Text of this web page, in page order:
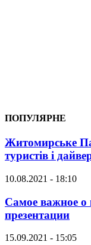
ПОПУЛЯРНЕ
Житомирське
туристів і
10.08.2021 - 18:10
Самое важное о
презентации
15.09.2021 - 15:05